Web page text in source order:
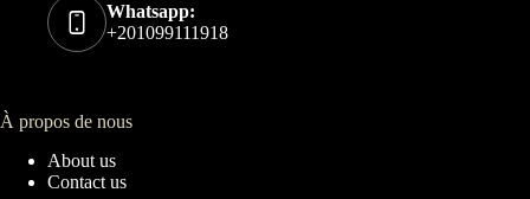
Whatsapp:
+201099111918
À propos de nous
About us
Contact us